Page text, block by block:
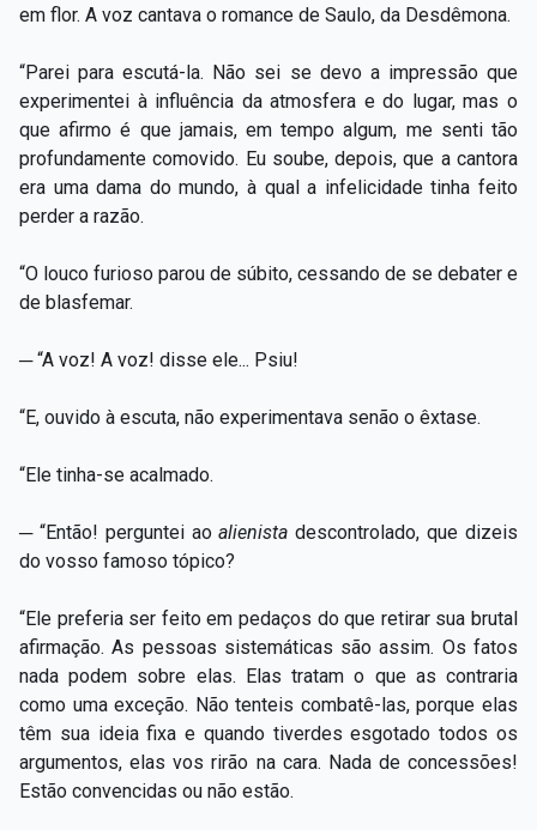
em flor. A voz cantava o romance de Saulo, da Desdêmona.
“Parei para escutá-la. Não sei se devo a impressão que
experimentei à influência da atmosfera e do lugar, mas o
que afirmo é que jamais, em tempo algum, me senti tão
profundamente comovido. Eu soube, depois, que a cantora
era uma dama do mundo, à qual a infelicidade tinha feito
perder a razão.
“O louco furioso parou de súbito, cessando de se debater e
de blasfemar.
─ “A voz! A voz! disse ele... Psiu!
“E, ouvido à escuta, não experimentava senão o êxtase.
“Ele tinha-se acalmado.
─ “Então! perguntei aoalienistadescontrolado, que dizeis
do vosso famoso tópico?
“Ele preferia ser feito em pedaços do que retirar sua brutal
afirmação. As pessoas sistemáticas são assim. Os fatos
nada podem sobre elas. Elas tratam o que as contraria
como uma exceção. Não tenteis combatê-las, porque elas
têm sua ideia fixa e quando tiverdes esgotado todos os
argumentos, elas vos rirão na cara. Nada de concessões!
Estão convencidas ou não estão.